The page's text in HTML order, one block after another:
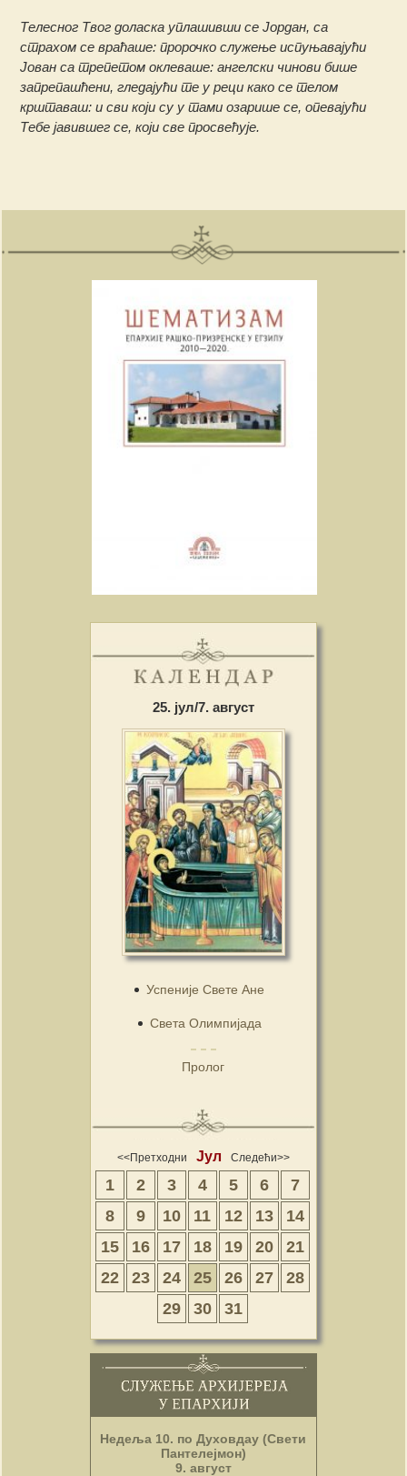
Телесног Твог доласка уплашивши се Јордан, са
страхом се враћаше: пророчко служење испуњавајући
Јован са трепетом оклеваше: ангелски чинови бише
запрепашћени, гледајући те у реци како се телом
крштаваш: и сви који су у тами озарише се, опевајући
Тебе јавившег се, који све просвећује.
25. јул/7. август
Успеније Свете Ане
Света Олимпијада
Пролог
<<Претходни Јул Следећи>>
1 2 3 4 5 6
7
8
9 10 11 12 13
14
15
16 17 18 19 20
21
22
23 24 25 26 27
28
29
30 31
Недеља 10. по Духовдау (Свети
Пантелејмон)
9. август